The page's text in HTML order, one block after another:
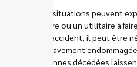
Plusieurs situations peuvent
une voiture ou un utilitaire à
Après un accident, il peut être
voiture gravement
Les personnes décédées